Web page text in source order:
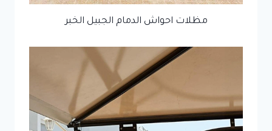
مظلات احواش الدمام الجبيل الخبر